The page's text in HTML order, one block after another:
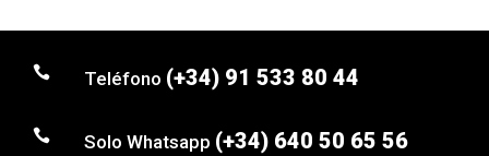
 Teléfono (+34) 91 533 80 44
 Solo Whatsapp (+34) 640 50 65 56